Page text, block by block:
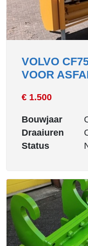
VOLVO
VOOR
€ 1.500
Bouwjaar
Draaiuren
Status